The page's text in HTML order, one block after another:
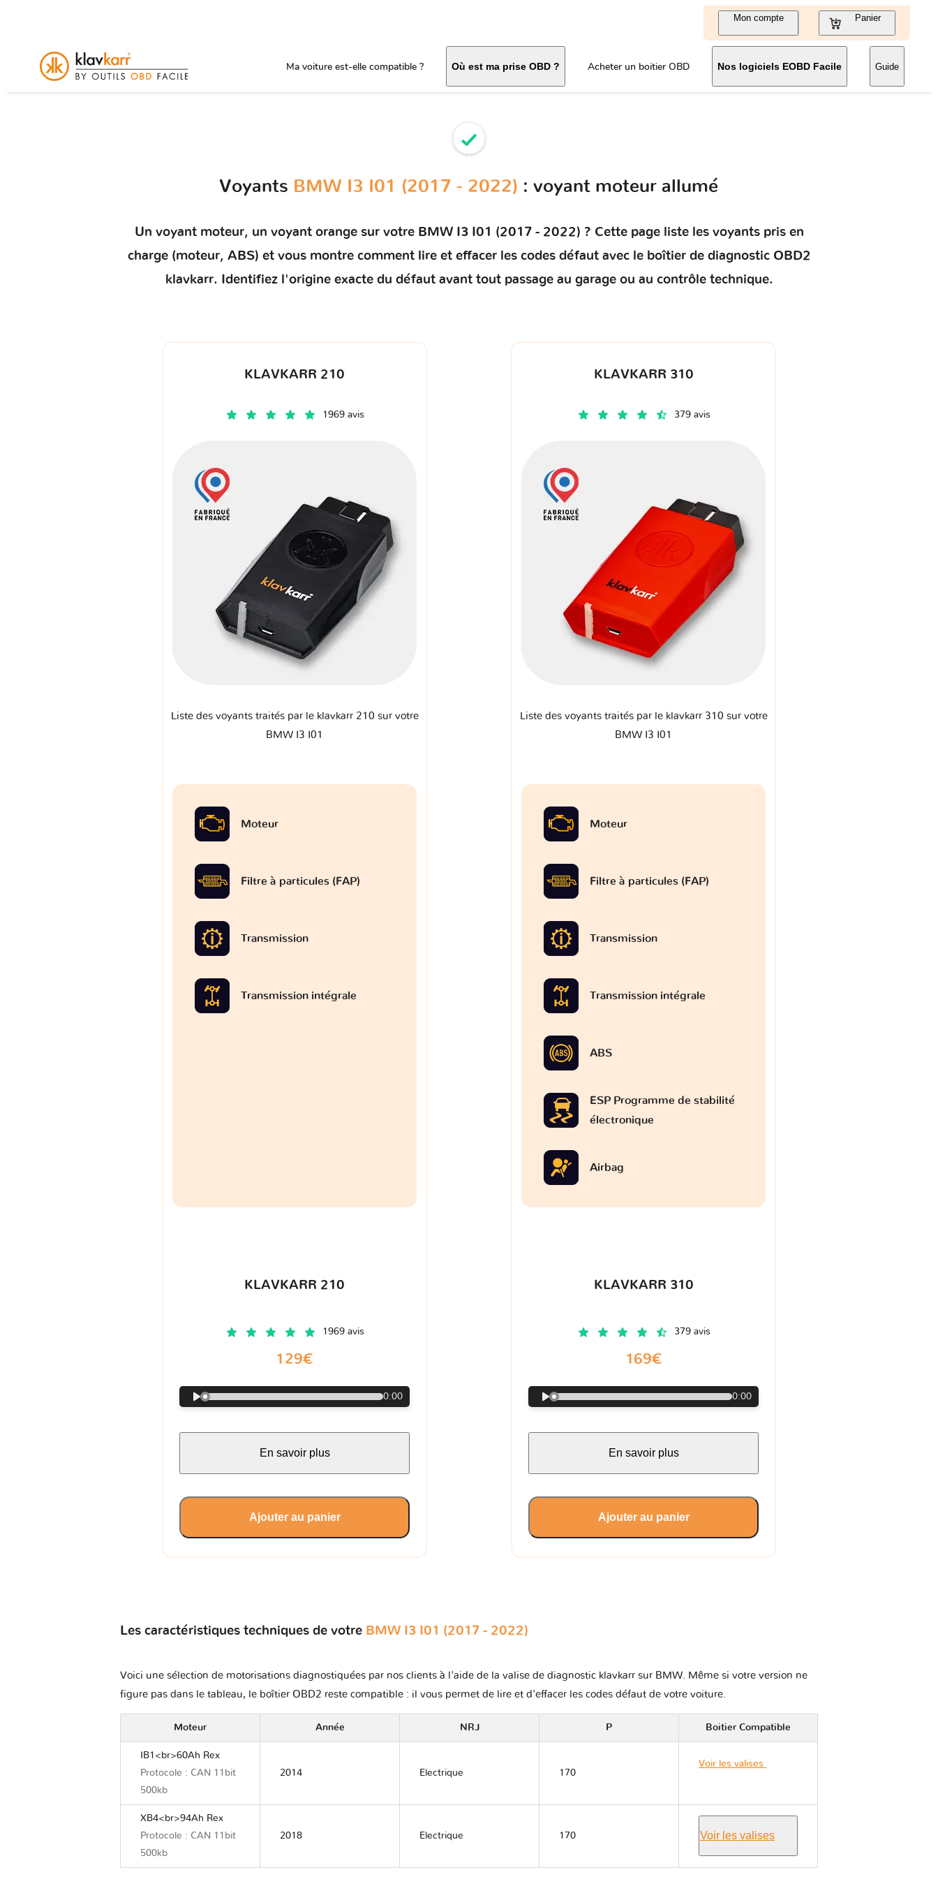
Mon compte Panier
Ma voiture est-elle compatible ? Où est ma prise OBD ? Acheter un boitier OBD Nos logiciels EOBD Facile Guide
Voyants BMW I3 I01 (2017 - 2022) : voyant moteur allumé
Un voyant moteur, un voyant orange sur votre BMW I3 I01 (2017 - 2022) ? Cette page liste les voyants pris en
charge (moteur, ABS) et vous montre comment lire et effacer les codes défautavec le boîtier de diagnostic OBD2
klavkarr. Identifiez l'origine exacte du défaut avant tout passage au garage ou au contrôle technique.
KLAVKARR 210
1969 avis
Liste des voyants traités par le klavkarr 210 sur votre
BMW I3 I01
Moteur
Filtre à particules (FAP)
Transmission
Transmission intégrale
KLAVKARR 210
1969 avis
129€
0:00
En savoir plus
Ajouter au panier
KLAVKARR 310
379 avis
Liste des voyants traités par le klavkarr 310 sur votre
BMW I3 I01
Moteur
Filtre à particules (FAP)
Transmission
Transmission intégrale
ABS
ESP Programme de stabilité
électronique
Airbag
KLAVKARR 310
379 avis
169€
0:00
En savoir plus
Ajouter au panier
Les caractéristiques techniques de votre BMW I3 I01 (2017 - 2022)
Voici une sélection de motorisations diagnostiquées par nos clients à l'aide de la valise de diagnostic klavkarr sur BMW. Même si votre version ne
figure pas dans le tableau, le boîtier OBD2 reste compatible : il vous permet de lire et d'effacer les codes défaut de votre voiture.
Moteur Année NRJ P Boitier Compatible
IB1<br>60Ah Rex
Protocole : CAN 11bit
500kb
2014 Electrique 170
Voir les valises
XB4<br>94Ah Rex
Protocole : CAN 11bit
500kb
2018 Electrique 170 Voir les valises